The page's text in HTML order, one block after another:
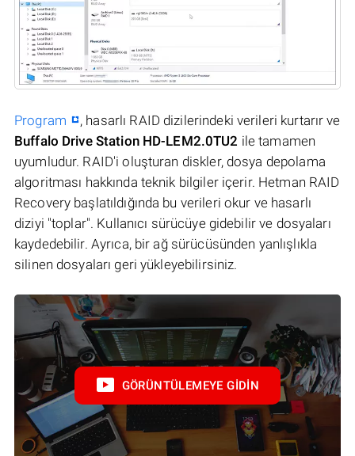
Program
, hasarlı RAID dizilerindeki verileri kurtarır ve
Buffalo Drive Station HD-LEM2.0TU2 ile tamamen
uyumludur. RAID'i oluşturan diskler, dosya depolama
algoritması hakkında teknik bilgiler içerir. Hetman RAID
Recovery başlatıldığında bu verileri okur ve hasarlı
diziyi "toplar". Kullanıcı sürücüye gidebilir ve dosyaları
kaydedebilir. Ayrıca, bir ağ sürücüsünden yanlışlıkla
silinen dosyaları geri yükleyebilirsiniz.
GÖRÜNTÜLEMEYE GIDIN